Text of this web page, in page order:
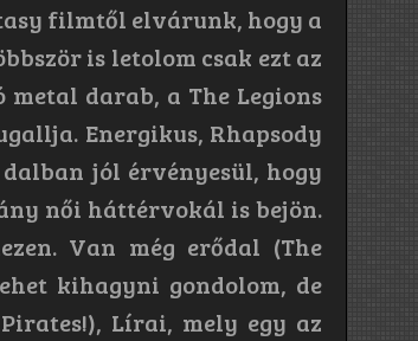
filmtől elvárunk, hogy a
is letolom csak ezt az
darab, a The Legions
Energikus, Rhapsody
jól érvényesül, hogy
női háttérvokál is bejön.
Van még erődal (The
kihagyni gondolom, de
Lírai, mely egy az